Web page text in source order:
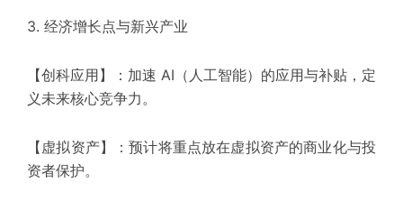
3. 经济增长点与新兴产业
【创科应用】：加速 AI（人工智能）的应用与补贴，定
义未来核心竞争力。
【虚拟资产】：预计将重点放在虚拟资产的商业化与投
资者保护。